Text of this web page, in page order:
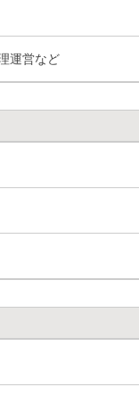
運営など